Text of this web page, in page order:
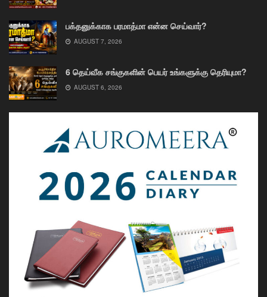
பக்தனுக்காக பரமாத்மா என்ன செய்வார்?
AUGUST 7, 2026
6 தெய்வீக சங்குகளின் பெயர் உங்களுக்கு தெரியுமா?
AUGUST 6, 2026